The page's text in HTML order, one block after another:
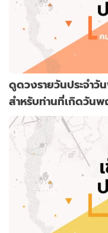
ดูดวงรายวันประจำ
สำหรับท่านที่เกิดวัน